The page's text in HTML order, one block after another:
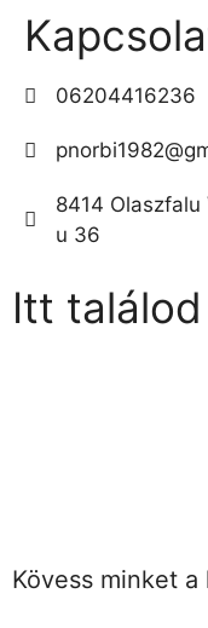
06204416236
8414 Olaszfalu
u 36
Itt
Kövess minket